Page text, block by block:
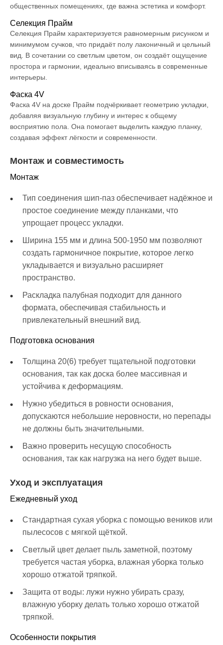
общественных помещениях, где важна эстетика и комфорт.
Селекция Прайм
Селекция Прайм характеризуется равномерным рисунком и
минимумом сучков, что придаёт полу лаконичный и цельный
вид. В сочетании со светлым цветом, он создаёт ощущение
простора и гармонии, идеально вписываясь в современные
интерьеры.
Фаска 4V
Фаска 4V на доске Прайм подчёркивает геометрию укладки,
добавляя визуальную глубину и интерес к общему
восприятию пола. Она помогает выделить каждую планку,
создавая эффект лёгкости и современности.
Монтаж и совместимость
Монтаж
Тип соединения шип-паз обеспечивает надёжное и
простое соединение между планками, что
упрощает процесс укладки.
Ширина 155 мм и длина 500-1950 мм позволяют
создать гармоничное покрытие, которое легко
укладывается и визуально расширяет
пространство.
Раскладка палубная подходит для данного
формата, обеспечивая стабильность и
привлекательный внешний вид.
Подготовка основания
Толщина 20(6) требует тщательной подготовки
основания, так как доска более массивная и
устойчива к деформациям.
Нужно убедиться в ровности основания,
допускаются небольшие неровности, но перепады
не должны быть значительными.
Важно проверить несущую способность
основания, так как нагрузка на него будет выше.
Уход и эксплуатация
Ежедневный уход
Стандартная сухая уборка с помощью веников или
пылесосов с мягкой щёткой.
Светлый цвет делает пыль заметной, поэтому
требуется частая уборка, влажная уборка только
хорошо отжатой тряпкой.
Защита от воды: лужи нужно убирать сразу,
влажную уборку делать только хорошо отжатой
тряпкой.
Особенности покрытия